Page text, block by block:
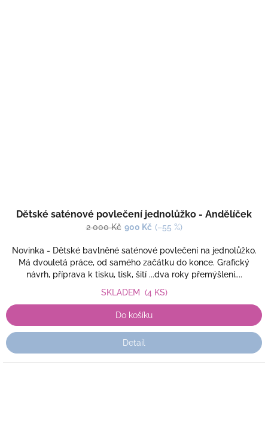
Dětské saténové povlečení jednolůžko - Andělíček
2 000 Kč 900 Kč (–55 %)
Novinka - Dětské bavlněné saténové povlečení na jednolůžko.
Má dvouletá práce, od samého začátku do konce. Grafický
návrh, příprava k tisku, tisk, šití ...dva roky přemýšlení,...
SKLADEM (4 KS)
Do košíku
Detail